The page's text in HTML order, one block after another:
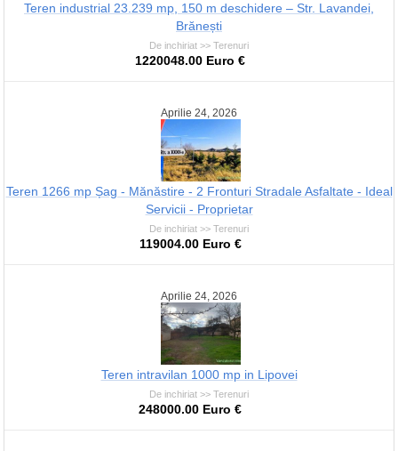
Teren industrial 23.239 mp, 150 m deschidere – Str. Lavandei,
Brănești
De inchiriat >> Terenuri
1220048.00 Euro €
Aprilie 24, 2026
Teren 1266 mp Șag - Mănăstire - 2 Fronturi Stradale Asfaltate - Ideal
Servicii - Proprietar
De inchiriat >> Terenuri
119004.00 Euro €
Aprilie 24, 2026
Teren intravilan 1000 mp in Lipovei
De inchiriat >> Terenuri
248000.00 Euro €